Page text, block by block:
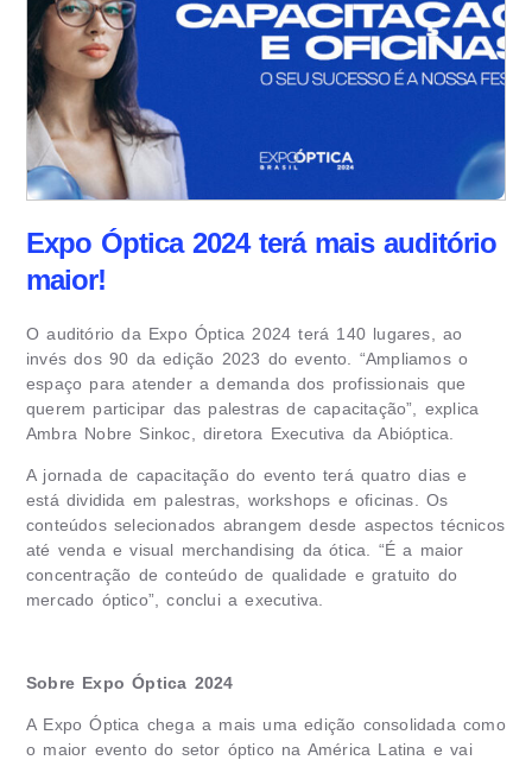
Expo Óptica 2024 terá mais auditório
maior!
O auditório da Expo Óptica 2024 terá 140 lugares, ao
invés dos 90 da edição 2023 do evento. “Ampliamos o
espaço para atender a demanda dos profissionais que
querem participar das palestras de capacitação”, explica
Ambra Nobre Sinkoc, diretora Executiva da Abióptica.
A jornada de capacitação do evento terá quatro dias e
está dividida em palestras, workshops e oficinas. Os
conteúdos selecionados abrangem desde aspectos técnicos
até venda e visual merchandising da ótica. “É a maior
concentração de conteúdo de qualidade e gratuito do
mercado óptico”, conclui a executiva.
Sobre Expo Óptica 2024
A Expo Óptica chega a mais uma edição consolidada como
o maior evento do setor óptico na América Latina e vai